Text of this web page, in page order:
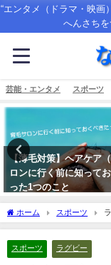
“エンタメ（ドラマ・映画
へんさちを
芸能・エンタメ スポーツ
ドラマ「きのう何食べ
て考えた【LGBT】のこ
2019年7月7日
ホーム スポーツ
／ラグビー新時代へ！
スポーツ ラグビー